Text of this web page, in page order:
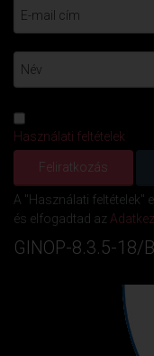
Használati feltételek
A "Használati feltételek"
és elfogadtad az
GINOP-8.3.5-18/B